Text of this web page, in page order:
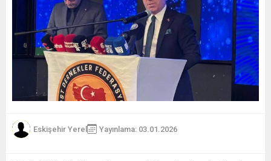
Eskişehir Yerel Yayınlama: 03.01.2026